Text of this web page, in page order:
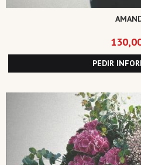
PEDIR